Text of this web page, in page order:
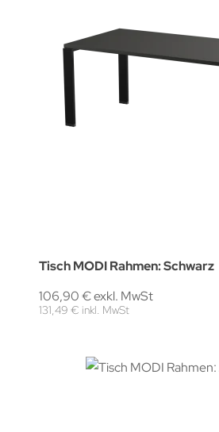
Tisch MODI Rahmen: Schwarz
106,90 € exkl. MwSt
131,49 € inkl. MwSt